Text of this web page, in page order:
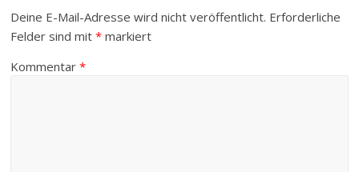
Deine E-Mail-Adresse wird nicht veröffentlicht. Erforderliche
Felder sind mit* markiert
Kommentar*